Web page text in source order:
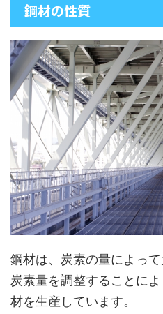
鋼材の性質
鋼材は、炭素の量によって
炭素量を調整することに
材を生産しています。